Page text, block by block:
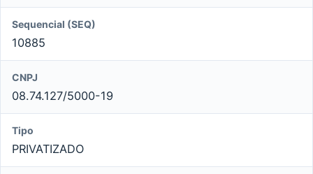
Sequencial (SEQ)
10885
CNPJ
08.74.127/5000-19
Tipo
PRIVATIZADO